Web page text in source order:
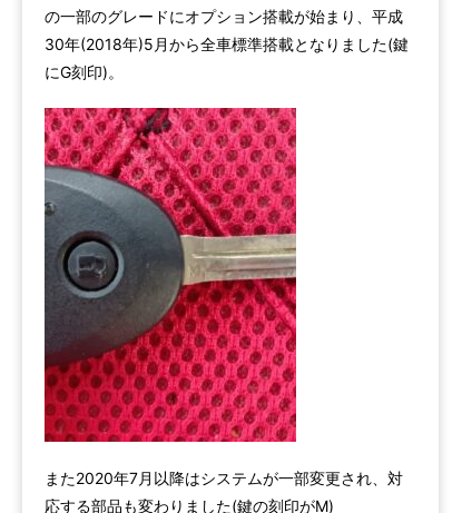
の一部のグレードにオプション搭載が始まり、平成
30年(2018年)5月から全車標準搭載となりました(鍵
にG刻印)。
また2020年7月以降はシステムが一部変更され、対
応する部品も変わりました(鍵の刻印がM)